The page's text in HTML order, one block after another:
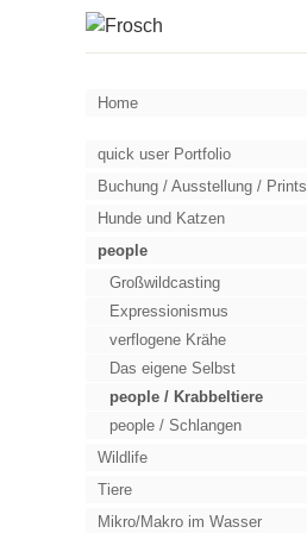
Home
quick user Portfolio
Buchung / Ausstellung / Prints
Hunde und Katzen
people
Großwildcasting
Expressionismus
verflogene Krähe
Das eigene Selbst
people / Krabbeltiere
people / Schlangen
Wildlife
Tiere
Mikro/Makro im Wasser